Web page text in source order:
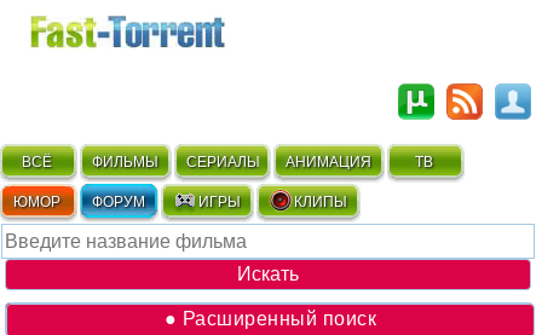
ВСЁ ФИЛЬМЫ СЕРИАЛЫ АНИМАЦИЯ ТВ
ЮМОР ФОРУМ ИГРЫ КЛИПЫ
● Расширенный поиск